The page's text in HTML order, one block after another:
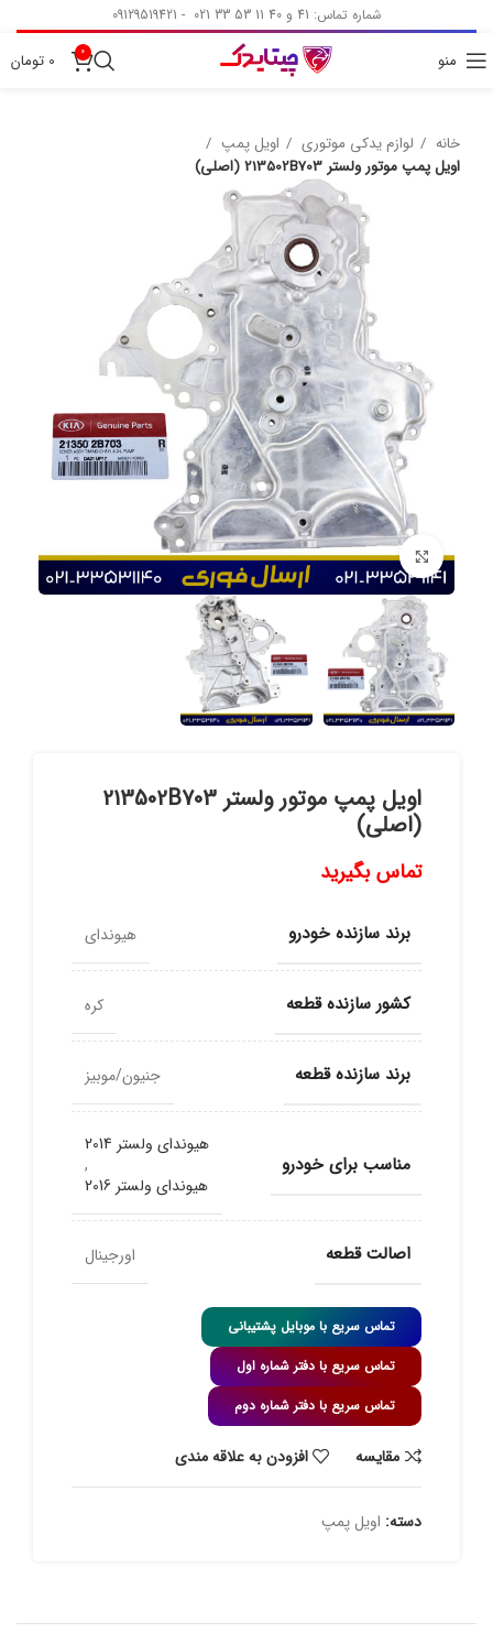
شماره تماس: 41 و 40 11 53 33 021 - 09129519421
منو 0
0 تومان
خانه لوازم یدکی موتوری
اویل پمپ
اویل پمپ موتور ولستر 213502B703 (اصلی)
برای بزرگنمایی کلیک کنید
اویل پمپ موتور ولستر 213502B703
(اصلی)
تماس بگیرید
برند سازنده خودرو هیوندای
کشور سازنده قطعه کره
برند سازنده قطعه جنیون/موبیز
مناسب برای خودرو
هیوندای ولستر 2014
,
هیوندای ولستر 2016
اصالت قطعه اورجینال
تماس سریع با موبایل پشتیبانی
تماس سریع با دفتر شماره اول
تماس سریع با دفتر شماره دوم
مقايسه افزودن به علاقه مندی
دسته: اویل پمپ